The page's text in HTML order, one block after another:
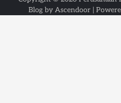
Blog by Ascendoor |